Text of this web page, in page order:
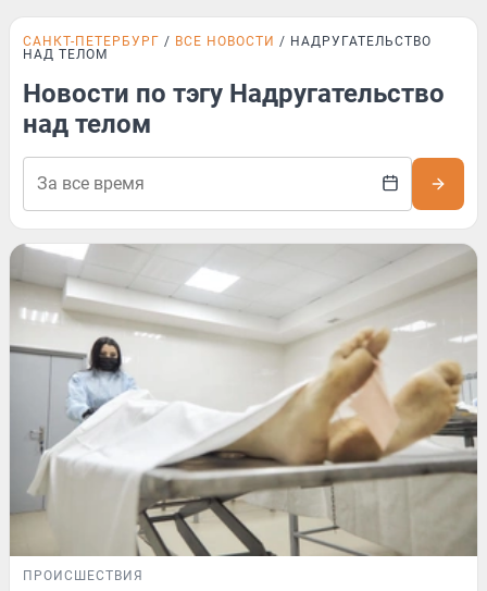
САНКТ-ПЕТЕРБУРГ ВСЕ НОВОСТИ
НАДРУГАТЕЛЬСТВО
НАД ТЕЛОМ
Новости по тэгу Надругательство
над телом
ПРОИСШЕСТВИЯ